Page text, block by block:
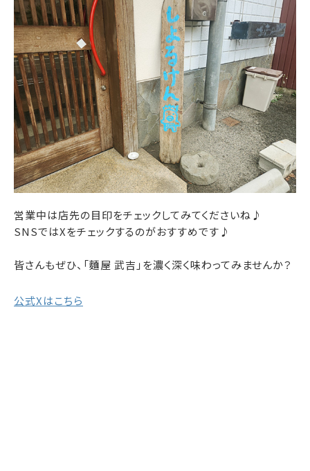
営業中は店先の目印をチェックしてみてくださいね♪
SNSではXをチェックするのがおすすめです♪
皆さんもぜひ、「麵屋 武吉」を濃く深く味わってみませんか？
公式Xはこちら